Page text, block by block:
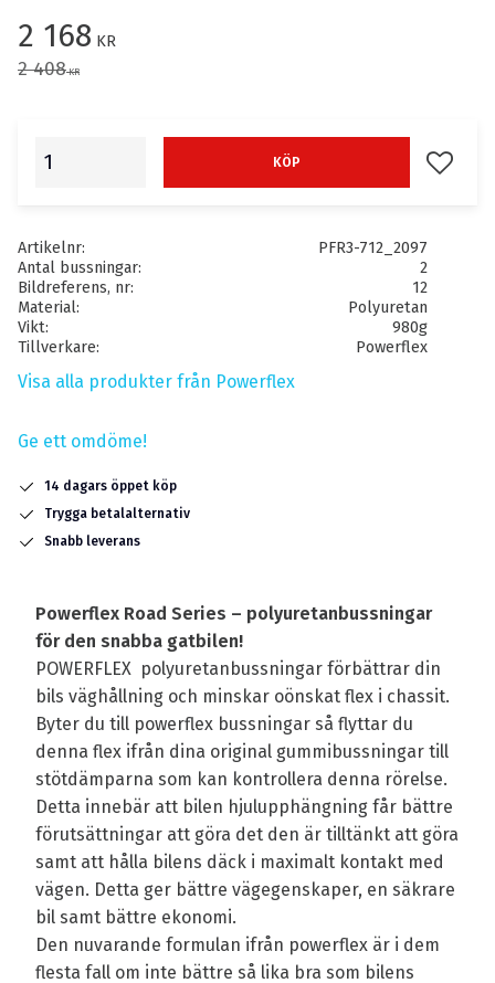
Nedsatt pris:
2 168 KR
Ordinarie pris:
2 408KR
KÖP Lägg
Artikelnr
PFR3-712_2097
Antal bussningar
2
Bildreferens, nr
12
Material
Polyuretan
Vikt
980g
Tillverkare
Powerflex
Visa alla produkter från Powerflex
Ge ett omdöme!
14 dagars öppet köp
Trygga betalalternativ
Snabb leverans
Powerflex Road Series – polyuretanbussningar
för den snabba gatbilen!
POWERFLEX polyuretanbussningar förbättrar din
bils väghållning och minskar oönskat flex i chassit.
Byter du till powerflex bussningar så flyttar du
denna flex ifrån dina original gummibussningar till
stötdämparna som kan kontrollera denna rörelse.
Detta innebär att bilen hjulupphängning får bättre
förutsättningar att göra det den är tilltänkt att göra
samt att hålla bilens däck i maximalt kontakt med
vägen. Detta ger bättre vägegenskaper, en säkrare
bil samt bättre ekonomi.
Den nuvarande formulan ifrån powerflex är i dem
flesta fall om inte bättre så lika bra som bilens